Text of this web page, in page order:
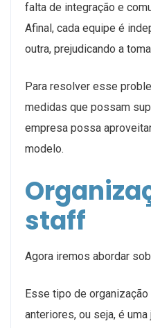
falta de integração e
Afinal, cada equipe é
outra, prejudicando a
Para resolver esse
medidas que possam
empresa possa
modelo.
staff
Agora iremos abordar
Esse tipo de
anteriores, ou seja, é